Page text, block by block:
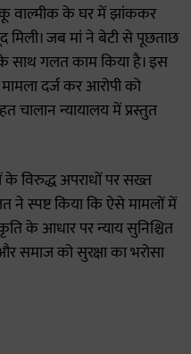
वाल्मीक के घर में झांककर
मिली। जब मां ने बेटी से पूछताछ
साथ गलत काम किया है। इस
दर्ज कर आरोपी को
चालान न्यायालय में प्रस्तुत
विरुद्ध अपराधों पर सख्त
स्पष्ट किया कि ऐसे मामलों में
के आधार पर न्याय सुनिश्चित
समाज को सुरक्षा का भरोसा